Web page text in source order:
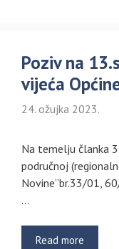
Poziv na
vijeća
24. ožujka 2023.
Na temelju članka
područnoj
Novine”br.33/01,
…
Read more